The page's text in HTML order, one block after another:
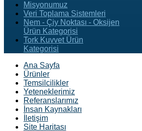
Misyonumuz
Veri Toplama Sistemleri
Nem - Çiy Noktası - Oksijen
Ürün Kategorisi
Tork Kuvvet Ürün
Kategorisi
Ana Sayfa
Ürünler
Temsilcilikler
Yeteneklerimiz
Referanslarımız
İnsan Kaynakları
İletişim
Site Haritası